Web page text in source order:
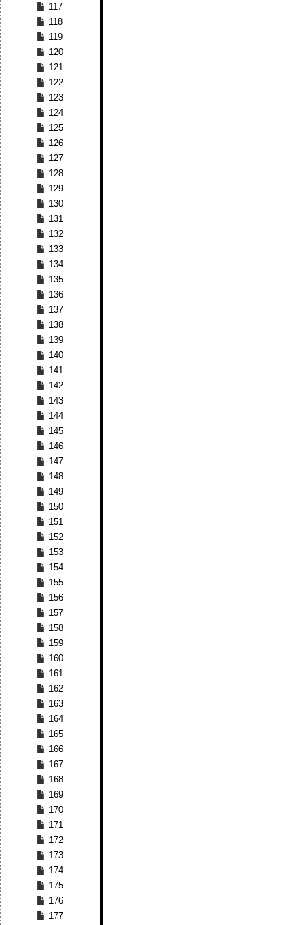
117
118
119
120
121
122
123
124
125
126
127
128
129
130
131
132
133
134
135
136
137
138
139
140
141
142
143
144
145
146
147
148
149
150
151
152
153
154
155
156
157
158
159
160
161
162
163
164
165
166
167
168
169
170
171
172
173
174
175
176
177